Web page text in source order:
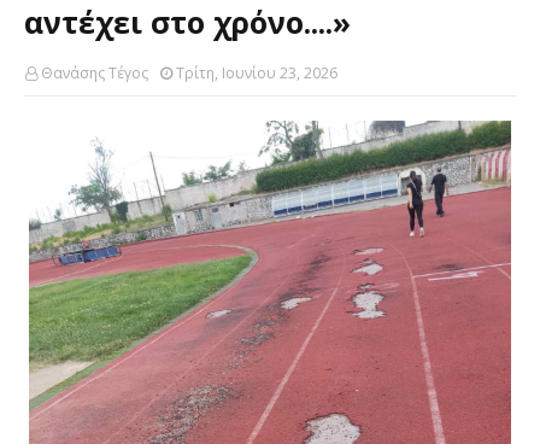
αντέχει στο χρόνο....»
Θανάσης Τέγος Τρίτη, Ιουνίου 23, 2026